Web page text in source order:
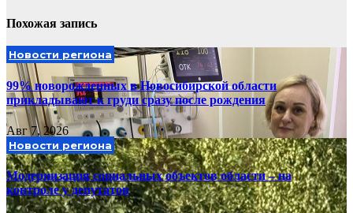
Похожая запись
Новости региона
99% новорожденных в Новосибирской области
прикладывают к груди сразу после рождения
Авг 7, 2026
Новости региона
Модернизация социальных объектов области – на
контроле у депутатов